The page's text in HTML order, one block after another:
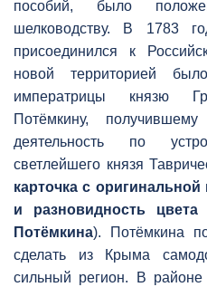
пособий, было
шелководству. В 1783
присоединился к
новой территорией
императрицы князю
Потёмкину,
деятельность по
светлейшего князя
карточка с
и разновидность
Потёмкина). Потёмкина
сделать из Крыма
сильный регион. В